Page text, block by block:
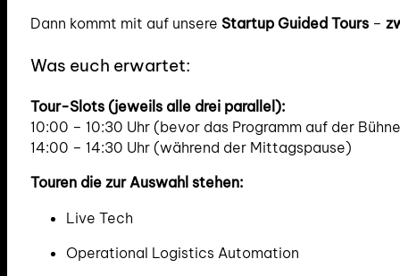
Dann kommt mit auf unsere Startup Guided Tours–
Was euch erwartet:
Tour-Slots (jeweils alle drei parallel):
10:00 – 10:30 Uhr (bevor das Programm auf der
14:00 – 14:30 Uhr (während der Mittagspause)
Touren die zur Auswahl stehen:
Live Tech
Operational Logistics Automation